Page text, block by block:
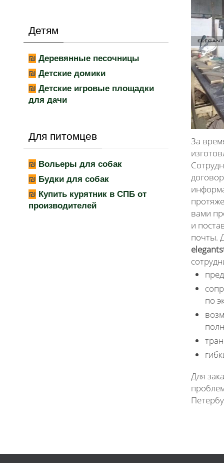
За
вами
и
почты.
по
Для
Детям
Деревянные песочницы
Детские домики
Детские игровые площадки
для дачи
Для питомцев
Вольеры для собак
Будки для собак
Купить курятник в СПБ от
производителей